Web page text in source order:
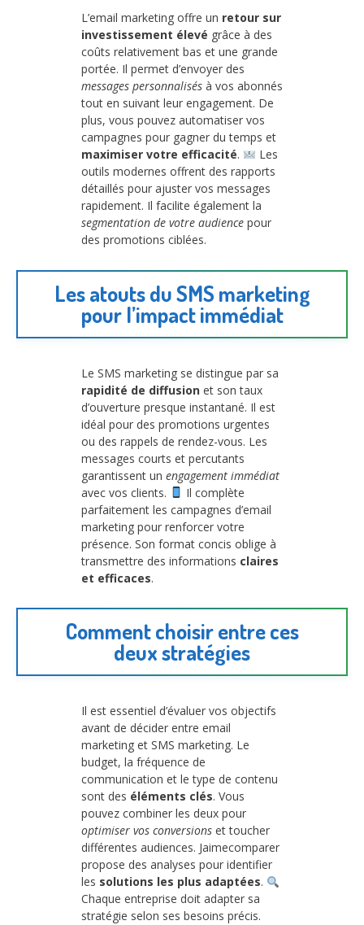
L’email marketing offre un retour sur
investissement élevé grâce à des
coûts relativement bas et une grande
portée. Il permet d’envoyer des
messages personnalisés à vos abonnés
tout en suivant leur engagement. De
plus, vous pouvez automatiser vos
campagnes pour gagner du temps et
maximiser votre efficacité.
Les
outils modernes offrent des rapports
détaillés pour ajuster vos messages
rapidement. Il facilite également la
segmentation de votre audience pour
des promotions ciblées.
Les atouts du SMS marketing
pour l’impact immédiat
Le SMS marketing se distingue par sa
rapidité de diffusion et son taux
d’ouverture presque instantané. Il est
idéal pour des promotions urgentes
ou des rappels de rendez-vous. Les
messages courts et percutants
garantissent un engagement immédiat
avec vos clients.
Il complète
parfaitement les campagnes d’email
marketing pour renforcer votre
présence. Son format concis oblige à
transmettre des informations claires
et efficaces.
Comment choisir entre ces
deux stratégies
Il est essentiel d’évaluer vos objectifs
avant de décider entre email
marketing et SMS marketing. Le
budget, la fréquence de
communication et le type de contenu
sont des éléments clés. Vous
pouvez combiner les deux pour
optimiser vos conversions et toucher
différentes audiences. Jaimecomparer
propose des analyses pour identifier
les solutions les plus adaptées.
Chaque entreprise doit adapter sa
stratégie selon ses besoins précis.